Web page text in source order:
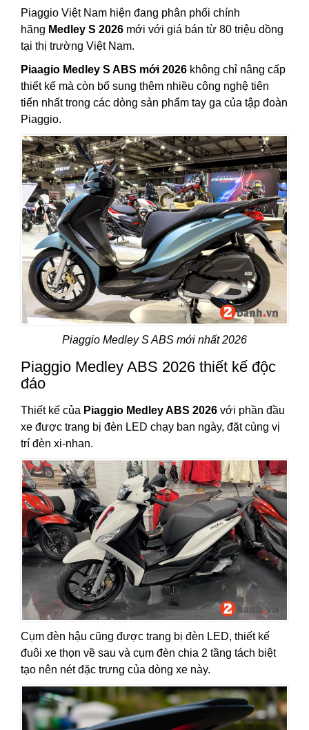
Piaggio Việt Nam hiện đang phân phối chính
hãng Medley S 2026 mới với giá bán từ 80 triệu dồng
tại thị trường Việt Nam.
Piaagio Medley S ABS mới 2026 không chỉ nâng cấp
thiết kế mà còn bổ sung thêm nhiều công nghệ tiên
tiến nhất trong các dòng sản phẩm tay ga của tập đoàn
Piaggio.
Piaggio Medley S ABS mới nhất 2026
Piaggio Medley ABS 2026 thiết kế độc
đáo
Thiết kế của Piaggio Medley ABS 2026 với phần đầu
xe được trang bị đèn LED chạy ban ngày, đặt cùng vị
trí đèn xi-nhan.
Cụm đèn hậu cũng được trang bị đèn LED, thiết kế
đuôi xe thọn về sau và cụm đèn chia 2 tầng tách biệt
tạo nên nét đặc trưng của dòng xe này.